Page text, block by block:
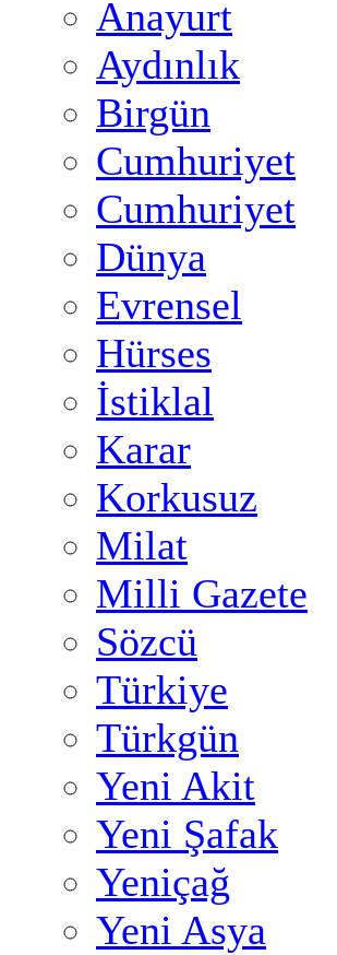
Anayurt
Aydınlık
Birgün
Cumhuriyet
Cumhuriyet
Dünya
Evrensel
Hürses
İstiklal
Karar
Korkusuz
Milat
Milli Gazete
Sözcü
Türkiye
Türkgün
Yeni Akit
Yeni Şafak
Yeniçağ
Yeni Asya